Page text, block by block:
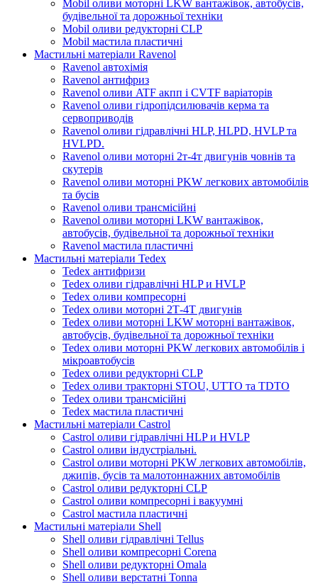
Mobil оливи моторні LKW вантажівок, автобусів,
будівельної та дорожньої техніки
Mobil оливи редукторні CLP
Mobil мастила пластичні
Мастильні матеріали Ravenol
Ravenol автохімія
Ravenol антифриз
Ravenol оливи ATF акпп і CVTF варіаторів
Ravenol оливи гідропідсилювачів керма та
сервоприводів
Ravenol оливи гідравлічні HLP, HLPD, HVLP та
HVLPD.
Ravenol оливи моторні 2т-4т двигунів човнів та
скутерів
Ravenol оливи моторні PKW легкових автомобілів
та бусів
Ravenol оливи трансмісійні
Ravenol оливи моторні LKW вантажівок,
автобусів, будівельної та дорожньої техніки
Ravenol мастила пластичні
Мастильні матеріали Tedex
Tedex антифризи
Tedex оливи гідравлічні HLP и HVLP
Tedex оливи компресорні
Tedex оливи моторні 2Т-4Т двигунів
Tedex оливи моторні LKW моторні вантажівок,
автобусів, будівельної та дорожньої техніки
Tedex оливи моторні PKW легкових автомобілів і
мікроавтобусів
Tedex оливи редукторні CLP
Tedex оливи тракторні STOU, UTTO та TDTO
Tedex оливи трансмісійні
Tedex мастила пластичні
Мастильні матеріали Castrol
Castrol оливи гідравлічні HLP и HVLP
Castrol оливи індустріальні.
Castrol оливи моторні PKW легкових автомобілів,
джипів, бусів та малотоннажних автомобілів
Castrol оливи редукторні CLP
Castrol оливи компресорні і вакуумні
Castrol мастила пластичні
Мастильні матеріали Shell
Shell оливи гідравлічні Tellus
Shell оливи компресорні Corena
Shell оливи редукторні Omala
Shell оливи верстатні Tonna